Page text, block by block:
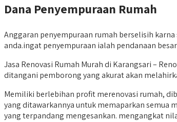
Dana Penyempuraan Rumah
Anggaran penyempuraan rumah berselisih
anda.ingat penyempuraan ialah pendanaan
Jasa Renovasi Rumah Murah di Karangsari –
ditangani pemborong yang akurat akan
Memiliki berlebihan profit merenovasi rumah,
yang ditawarkannya untuk memaparkan semua
yang terpandang mengesankan. mengangkat